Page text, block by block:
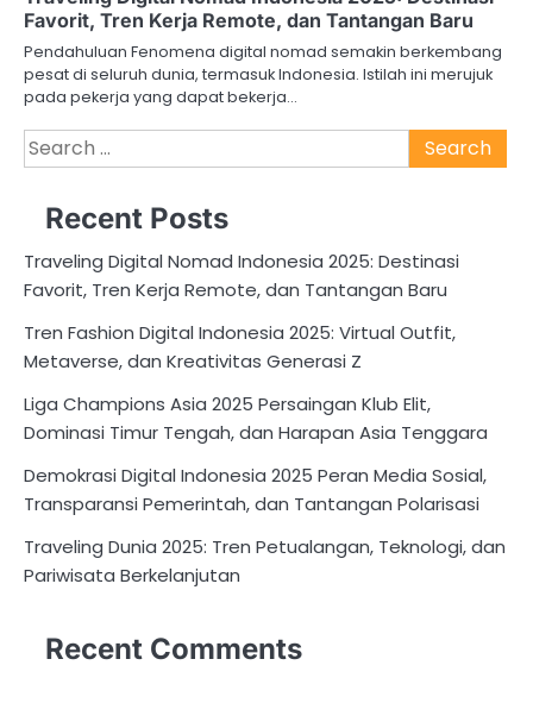
Favorit, Tren Kerja Remote, dan Tantangan Baru
Pendahuluan Fenomena digital nomad semakin berkembang
pesat di seluruh dunia, termasuk Indonesia. Istilah ini merujuk
pada pekerja yang dapat bekerja…
Search
for:
Recent Posts
Traveling Digital Nomad Indonesia 2025: Destinasi
Favorit, Tren Kerja Remote, dan Tantangan Baru
Tren Fashion Digital Indonesia 2025: Virtual Outfit,
Metaverse, dan Kreativitas Generasi Z
Liga Champions Asia 2025 Persaingan Klub Elit,
Dominasi Timur Tengah, dan Harapan Asia Tenggara
Demokrasi Digital Indonesia 2025 Peran Media Sosial,
Transparansi Pemerintah, dan Tantangan Polarisasi
Traveling Dunia 2025: Tren Petualangan, Teknologi, dan
Pariwisata Berkelanjutan
Recent Comments